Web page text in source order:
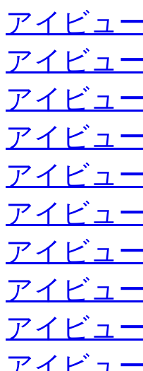
アイビュ
アイビュ
アイビュ
アイビュ
アイビュ
アイビュ
アイビュ
アイビュ
アイビュ